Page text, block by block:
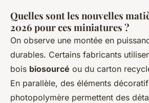
Quelles sont les nouvelles
2026 pour ces miniatures ?
On observe une montée en
durables. Certains fabricants
bois biosourcé ou du carton
En parallèle, des éléments
photopolymère permettent des